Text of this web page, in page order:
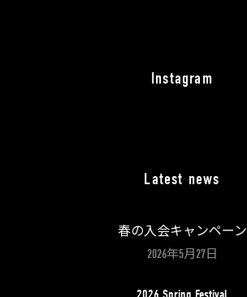
Instagram
Latest news
春の入会キャンペーン
2026年5月27日